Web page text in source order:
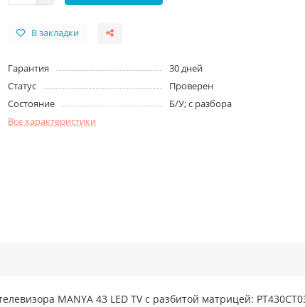
В закладки
Гарантия
30 дней
Статус
Проверен
Состояние
Б/У; с разбора
Все характеристики
MANYA 43 LED TV с разбитой матрицей: